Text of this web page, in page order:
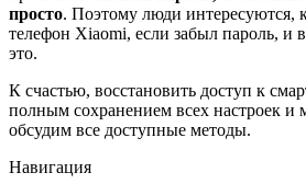
просто. Поэтому люди интересуются,
телефон Xiaomi, если забыл пароль, и
это.
К счастью, восстановить доступ к
полным сохранением всех настроек и
обсудим все доступные методы.
Навигация